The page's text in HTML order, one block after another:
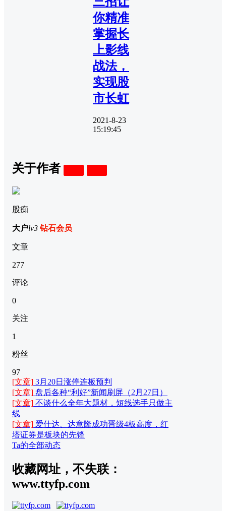
你精准
掌握长
上影线
战法，
实现股
市长虹
2021-8-23
15:19:45
关于作者
股痴
大户lv3 钻石会员
文章
277
评论
0
关注
1
粉丝
97
[文章] 3月20日涨停连板预判
[文章] 盘后各种“利好”新闻刷屏（2月27日）
[文章] 不谈什么全年大题材，短线选手只做主
线
[文章] 爱仕达、达意隆成功晋级4板高度，红
塔证券是板块的先锋
Ta的全部动态
收藏网址，不失联：
www.ttyfp.com